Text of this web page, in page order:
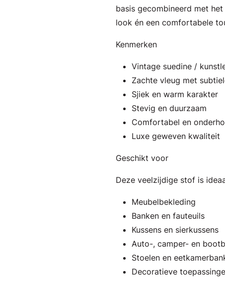
basis gecombineerd met
look én een comfortabele
Kenmerken
Vintage suedine /
Zachte vleug met
Sjiek en warm karakter
Stevig en duurzaam
Comfortabel en
Luxe geweven kwaliteit
Geschikt voor
Deze veelzijdige stof is
Meubelbekleding
Banken en fauteuils
Kussens en sierkussens
Auto-, camper- en
Stoelen en
Decoratieve